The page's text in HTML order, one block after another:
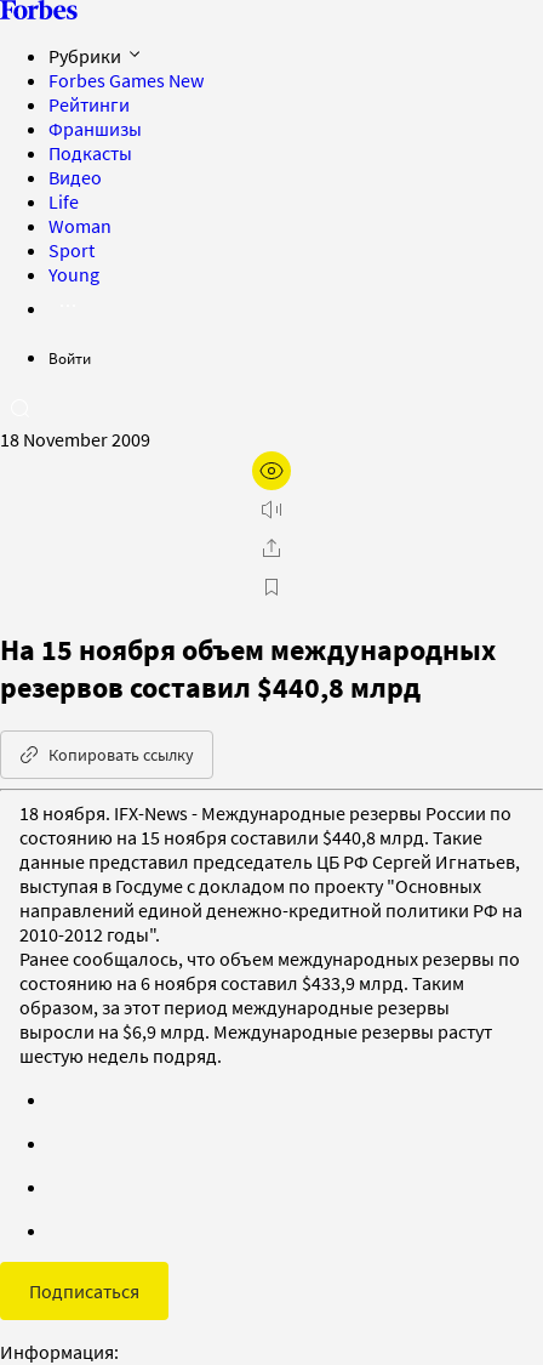
Рубрики
Forbes Games New
Рейтинги
Франшизы
Подкасты
Видео
Life
Woman
Sport
Young
Войти
18 November 2009
На 15 ноября объем международных
резервов составил $440,8 млрд
Копировать ссылку
18 ноября. IFX-News - Международные резервы России по
состоянию на 15 ноября составили $440,8 млрд. Такие
данные представил председатель ЦБ РФ Сергей Игнатьев,
выступая в Госдуме с докладом по проекту "Основных
направлений единой денежно-кредитной политики РФ на
2010-2012 годы".
Ранее сообщалось, что объем международных резервы по
состоянию на 6 ноября составил $433,9 млрд. Таким
образом, за этот период международные резервы
выросли на $6,9 млрд. Международные резервы растут
шестую недель подряд.
Подписаться
Информация: